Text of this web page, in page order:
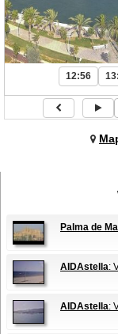
12:56
Palma de
AIDAstella:
AIDAstella: